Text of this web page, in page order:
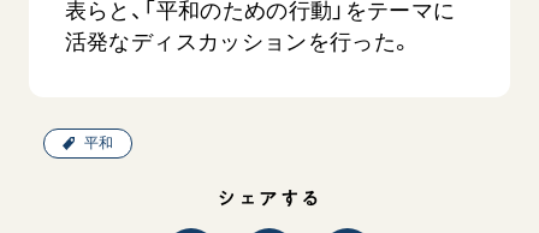
証言 広島
表らと、「平和のための行動」をテーマに
活発なディスカッションを行った。
平和
シェアする